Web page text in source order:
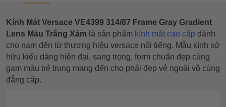
Kính Mát Versace VE4399 314/87 Frame Gray Gradient
Lens Màu Trắng Xám là sản phẩm kính mắt cao cấp dành
cho nam đến từ thương hiệu versace nổi tiếng. Mẫu kính sở
hữu kiểu dáng hiện đại, sang trọng, form chuẩn đẹp cùng
gam màu trẻ trung mang đến cho phái đẹp vẻ ngoài vô cùng
đẳng cấp.